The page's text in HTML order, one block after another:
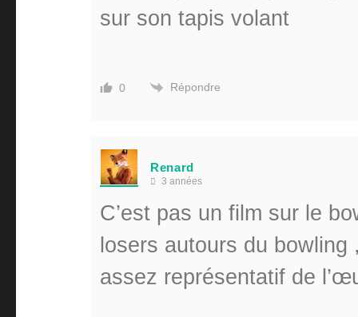
sur son tapis volant
0 Répondre
Renard
3 années
C’est pas un film sur le
losers autours du
assez représentatif de